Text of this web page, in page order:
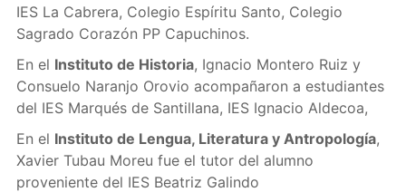
IES La Cabrera, Colegio Espíritu Santo, Colegio
Sagrado Corazón PP Capuchinos.
En el Instituto de Historia, Ignacio Montero Ruiz y
Consuelo Naranjo Orovio acompañaron a estudiantes
del IES Marqués de Santillana, IES Ignacio Aldecoa,
En el Instituto de Lengua, Literatura y Antropología,
Xavier Tubau Moreu fue el tutor del alumno
proveniente del IES Beatriz Galindo